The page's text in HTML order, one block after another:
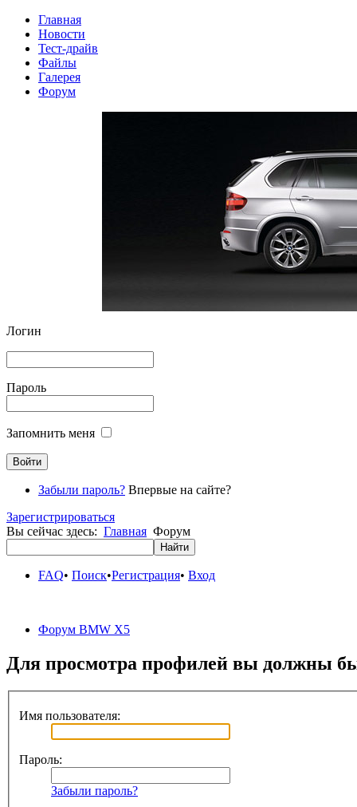
Главная
Новости
Тест-драйв
Файлы
Галерея
Форум
Логин
Пароль
Запомнить меня
Забыли пароль? Впервые на сайте?
Зарегистрироваться
Вы сейчас здесь: Главная Форум
FAQ• Поиск•Регистрация• Вход
Форум BMW X5
Для просмотра профилей вы должны
Имя пользователя:
Пароль:
Забыли пароль?